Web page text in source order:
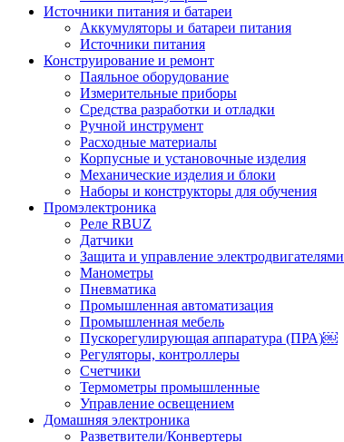
Источники питания и батареи
Аккумуляторы и батареи питания
Источники питания
Конструирование и ремонт
Паяльное оборудование
Измерительные приборы
Средства разработки и отладки
Ручной инструмент
Расходные материалы
Корпусные и установочные изделия
Механические изделия и блоки
Наборы и конструкторы для обучения
Промэлектроника
Реле RBUZ
Датчики
Защита и управление электродвигателями
Манометры
Пневматика
Промышленная автоматизация
Промышленная мебель
Пускорегулирующая аппаратура (ПРА)￼
Регуляторы, контроллеры
Счетчики
Термометры промышленные
Управление освещением
Домашняя электроника
Разветвители/Конвертеры